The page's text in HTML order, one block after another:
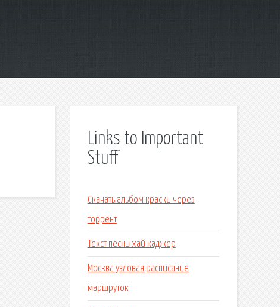
Links to Important
Stuff
Скачать альбом краски через
торрент
Текст песни хай каджер
Москва узловая расписание
маршруток